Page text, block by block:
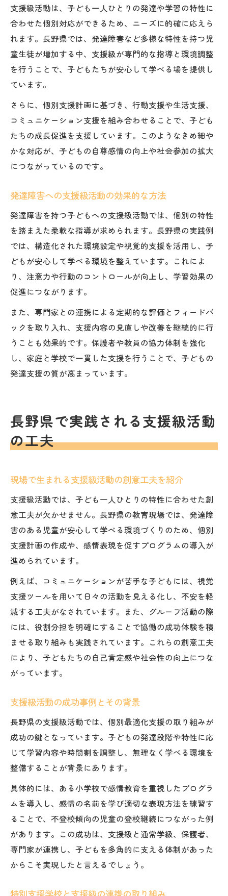
支援級活動は、子ども一人ひとりの発達や学習の特性に
合わせた個別対応ができるため、ニーズに的確に応えら
れます。長野県では、発達障害など多様な特性を持つ児
童生徒が増加する中、支援級が専門的な指導と環境調整
を行うことで、子どもたちが安心して学べる場を提供し
ています。
さらに、個別支援計画に基づき、行動支援や生活支援、
コミュニケーション支援を組み合わせることで、子ども
たちの成長促進を支援しています。このようなきめ細や
かな対応が、子どもの自尊感情の向上や社会参加の拡大
につながっているのです。
発達障害への支援級活動の効果的な方法
発達障害を持つ子どもへの支援級活動では、個別の特性
を踏まえた柔軟な指導が求められます。長野県の実践例
では、構造化された環境設定や視覚的支援を活用し、子
どもが安心して学べる環境を整えています。これによ
り、注意力や行動のコントロールが向上し、学習効果の
促進につながります。
また、専門家との連携による定期的な評価とフィードバ
ックを取り入れ、支援内容の見直しや改善を継続的に行
うことも効果的です。保護者や教員の協力体制を強化
し、家庭と学校で一貫した支援を行うことで、子どもの
発達支援の質が高まっています。
長野県で実践される支援級活動
の工夫
現場で生まれる支援級活動の創意工夫を紹介
支援級活動では、子ども一人ひとりの特性に合わせた創
意工夫が欠かせません。長野県の教育現場では、発達障
害のある児童が安心して学べる環境づくりのため、個別
支援計画の作成や、感情表現を促すプログラムの導入が
進められています。
例えば、コミュニケーションが苦手な子どもには、視覚
支援ツールを用いて日々の活動を見える化し、不安を軽
減する工夫がなされています。また、グループ活動の際
には、役割分担を明確にすることで協働の成功体験を積
ませる取り組みも実践されています。これらの創意工夫
により、子どもたちの自己肯定感や社会性の向上につな
がっています。
支援級活動の成功事例とその背景
長野県の支援級活動では、個別最適化支援の取り組みが
成功の鍵となっています。子どもの発達段階や特性に応
じて学習内容や時間割を調整し、無理なく学べる環境を
整備することが背景にあります。
具体的には、ある小学校で感情教育を重視したプログラ
ムを導入し、感情の名前を学び適切な表現方法を練習す
ることで、不登校傾向の児童の登校継続につながった例
があります。この成功は、支援級と通常学級、保護者、
専門家が連携し、子どもを多角的に支える体制があった
からこそ実現したと言えるでしょう。